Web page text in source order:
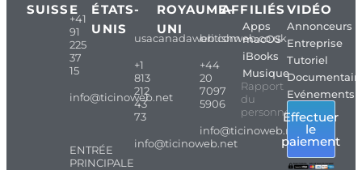
SUISSE
+41
91
225
37
15
info@ticinoweb.net
ENTRÉE
PRINCIPALE
ÉTATS-
UNIS
usacanadaweb.com
+1
813
212
43
73
info@ticinoweb.net
ROYAUME-
UNI
britishweb.co.uk
+44
20
7097
5906
info@ticinoweb.net
AFFILIÉS
Apps
macOS
iBooks
Musique
Rapport
du
personnel
VIDÉO
Annonceurs
Entreprise
Tutoriel
Evénements
Effectuer
le
paiement